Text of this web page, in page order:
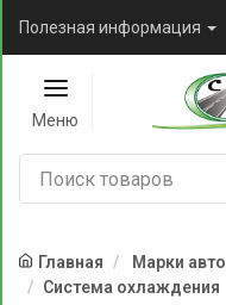
Полезная информация
Меню
Главная Марки авто
Система охлаждения